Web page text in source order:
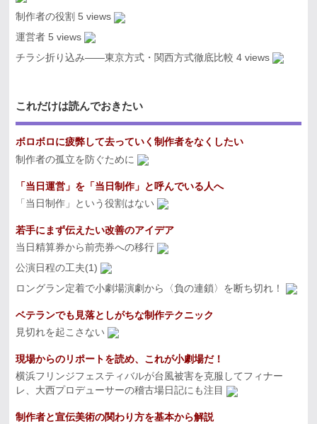
制作者の役割 5 views
運営者 5 views
チラシ折り込み――東京方式・関西方式徹底比較 4 views
これだけは読んでおきたい
ボロボロに疲弊して去っていく制作者をなくしたい
制作者の孤立を防ぐために
「当日運営」を「当日制作」と呼んでいる人へ
「当日制作」という役割はない
若手にまず伝えたい改善のアイデア
当日精算券から前売券への移行
公演日程の工夫(1)
ロングラン定着で小劇場演劇から〈負の連鎖〉を断ち切れ！
ベテランでも見落としがちな制作テクニック
見切れを起こさない
現場からのリポートを読め、これが小劇場だ！
横浜フリンジフェスティバルが台風被害を克服してフィナー
レ、大西プロデューサーの稽古場日記にも注目
制作者と宣伝美術の関わり方を基本から解説